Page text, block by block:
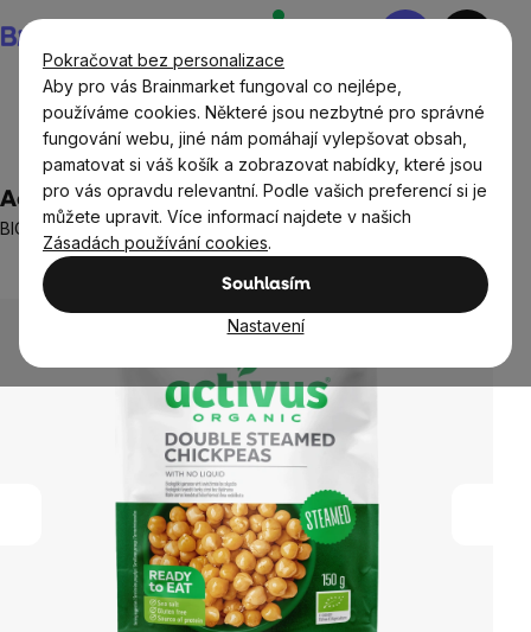
Pokračovat bez personalizace
Aby pro vás Brainmarket fungoval co nejlépe,
používáme cookies. Některé jsou nezbytné pro správné
fungování webu, jiné nám pomáhají vylepšovat obsah,
pamatovat si váš košík a zobrazovat nabídky, které jsou
pro vás opravdu relevantní. Podle vašich preferencí si je
můžete upravit. Více informací najdete v našich
Zásadách používání cookies.
Souhlasím
Nastavení
na
obsah
Nákupní
Potraviny Rýže, těstoviny a luštěniny
Activus Cizrna bez nálevu, 150 g
BIO cizrna k přímé konzumaci
Průměrné
hodnocení
produktu
z
Neohodnoceno